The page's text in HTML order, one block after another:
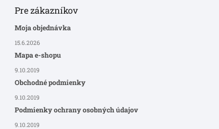
Pre zákazníkov
Moja objednávka
15.6.2026
Mapa e-shopu
9.10.2019
Obchodné podmienky
9.10.2019
Podmienky ochrany osobných údajov
9.10.2019